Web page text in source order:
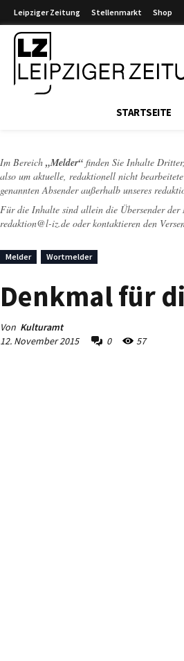
Leipziger Zeitung Stellenmarkt Shop
STARTSEITE
Im Bereich „Melder“ finden Sie Inhalte
also um aktuelle, redaktionell nicht
genannten Absender außerhalb unseres
Für die Inhalte sind allein die Übersender der
redaktion@l-iz.de oder kontaktieren den
Melder Wortmelder
Denkmal für
Von Kulturamt
12. November 2015
0 57